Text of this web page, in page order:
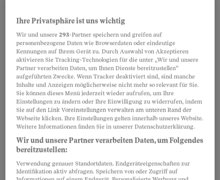
Teilen Anhören Kommentare
Artikel teilen
Landauf, landab wird darüber gestritten, wie
und wer in der Schweiz eingebürgert werden
soll. Sollen die Hürden für den roten Pass in den
Himmel reichen? Oder soll der rote Teppich
ausgelegt werden? Darüber sind Schweizer wie
Ausländer verunsichert: Bei Diskussionen zum
Thema Einbürgerung gibt es oft wenig
Übereinstimmung, dafür umso mehr
Trugschlüsse. Deshalb soll hier mit den
gängigsten Irrtümern aufgeräumt werden.
Ihre Privatsphäre ist uns wichtig
Wir und unsere293-Partner speichern und greifen auf
personenbezogene Daten wie Browserdaten oder eindeutige
Kennungen auf Ihrem Gerät zu. Durch Auswahl von Akzeptieren
aktivieren Sie Tracking-Technologien für die unter „Wir und unsere
Partner verarbeiten Daten, um Ihnen Dienste bereitzustellen“
aufgeführten Zwecke. Wenn Tracker deaktiviert sind, sind manche
Inhalte und Anzeigen möglicherweise nicht mehr so relevant für Sie.
Sie können dieses Menü jederzeit wieder aufrufen, um Ihre
Einstellungen zu ändern oder Ihre Einwilligung zu widerrufen, indem
Sie auf den Link Voreinstellungen verwalten am unteren Rand der
Webseite klicken. Ihre Einstellungen gelten innerhalb unseres Website.
Weitere Informationen finden Sie in unserer Datenschutzerklärung.
Wir und unsere Partner verarbeiten Daten, um Folgendes
bereitzustellen:
Verwendung genauer Standortdaten. Endgeräteeigenschaften zur
Identifikation aktiv abfragen. Speichern von oder Zugriff auf